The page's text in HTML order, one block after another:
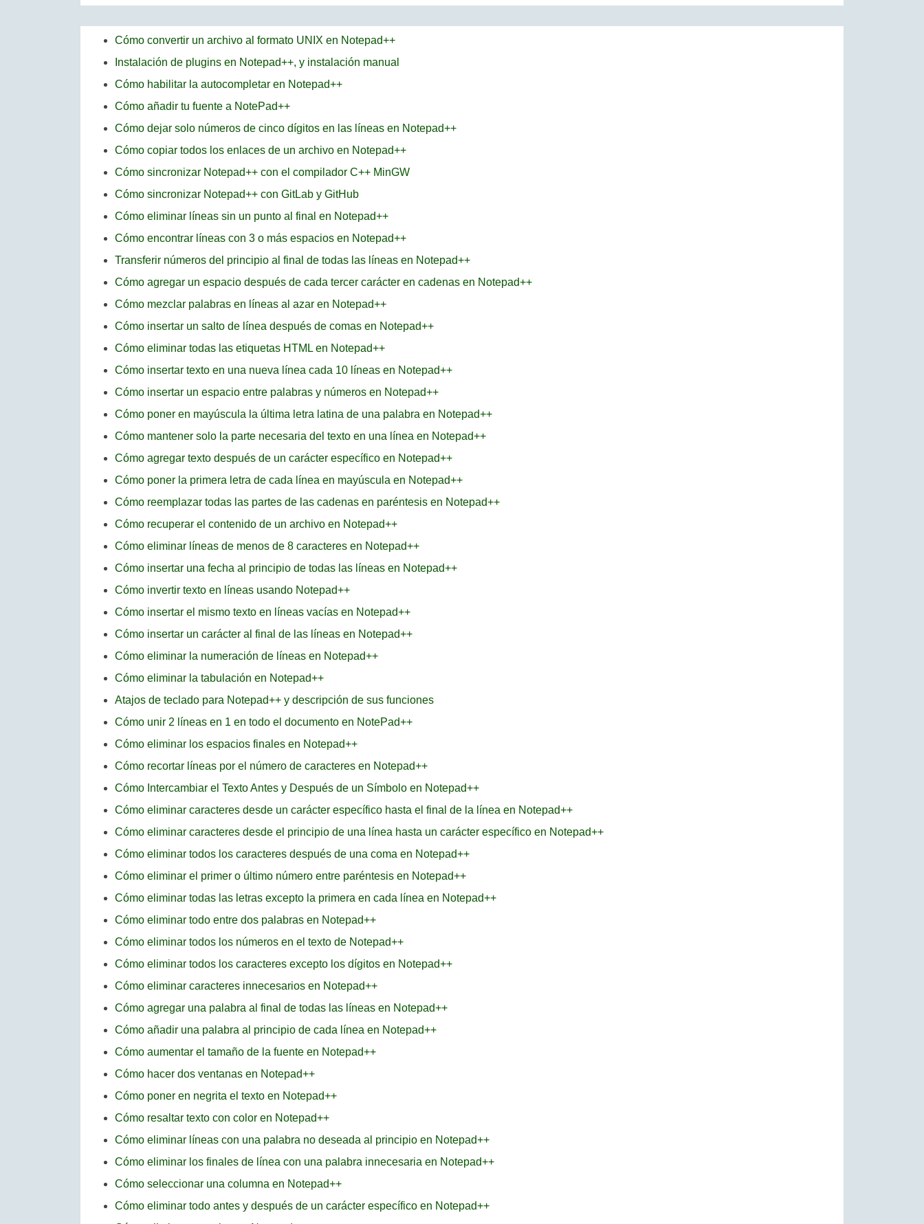
Cómo convertir un archivo al formato UNIX en Notepad++
Instalación de plugins en Notepad++, y instalación manual
Cómo habilitar la autocompletar en Notepad++
Cómo añadir tu fuente a NotePad++
Cómo dejar solo números de cinco dígitos en las líneas en Notepad++
Cómo copiar todos los enlaces de un archivo en Notepad++
Cómo sincronizar Notepad++ con el compilador C++ MinGW
Cómo sincronizar Notepad++ con GitLab y GitHub
Cómo eliminar líneas sin un punto al final en Notepad++
Cómo encontrar líneas con 3 o más espacios en Notepad++
Transferir números del principio al final de todas las líneas en Notepad++
Cómo agregar un espacio después de cada tercer carácter en cadenas en Notepad++
Cómo mezclar palabras en líneas al azar en Notepad++
Cómo insertar un salto de línea después de comas en Notepad++
Cómo eliminar todas las etiquetas HTML en Notepad++
Cómo insertar texto en una nueva línea cada 10 líneas en Notepad++
Cómo insertar un espacio entre palabras y números en Notepad++
Cómo poner en mayúscula la última letra latina de una palabra en Notepad++
Cómo mantener solo la parte necesaria del texto en una línea en Notepad++
Cómo agregar texto después de un carácter específico en Notepad++
Cómo poner la primera letra de cada línea en mayúscula en Notepad++
Cómo reemplazar todas las partes de las cadenas en paréntesis en Notepad++
Cómo recuperar el contenido de un archivo en Notepad++
Cómo eliminar líneas de menos de 8 caracteres en Notepad++
Cómo insertar una fecha al principio de todas las líneas en Notepad++
Cómo invertir texto en líneas usando Notepad++
Cómo insertar el mismo texto en líneas vacías en Notepad++
Cómo insertar un carácter al final de las líneas en Notepad++
Cómo eliminar la numeración de líneas en Notepad++
Cómo eliminar la tabulación en Notepad++
Atajos de teclado para Notepad++ y descripción de sus funciones
Cómo unir 2 líneas en 1 en todo el documento en NotePad++
Cómo eliminar los espacios finales en Notepad++
Cómo recortar líneas por el número de caracteres en Notepad++
Cómo Intercambiar el Texto Antes y Después de un Símbolo en Notepad++
Cómo eliminar caracteres desde un carácter específico hasta el final de la línea en Notepad++
Cómo eliminar caracteres desde el principio de una línea hasta un carácter específico en Notepad++
Cómo eliminar todos los caracteres después de una coma en Notepad++
Cómo eliminar el primer o último número entre paréntesis en Notepad++
Cómo eliminar todas las letras excepto la primera en cada línea en Notepad++
Cómo eliminar todo entre dos palabras en Notepad++
Cómo eliminar todos los números en el texto de Notepad++
Cómo eliminar todos los caracteres excepto los dígitos en Notepad++
Cómo eliminar caracteres innecesarios en Notepad++
Cómo agregar una palabra al final de todas las líneas en Notepad++
Cómo añadir una palabra al principio de cada línea en Notepad++
Cómo aumentar el tamaño de la fuente en Notepad++
Cómo hacer dos ventanas en Notepad++
Cómo poner en negrita el texto en Notepad++
Cómo resaltar texto con color en Notepad++
Cómo eliminar líneas con una palabra no deseada al principio en Notepad++
Cómo eliminar los finales de línea con una palabra innecesaria en Notepad++
Cómo seleccionar una columna en Notepad++
Cómo eliminar todo antes y después de un carácter específico en Notepad++